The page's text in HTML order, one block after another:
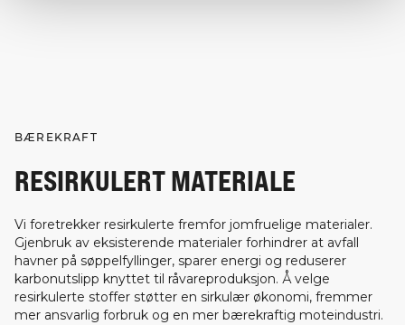
BÆREKRAFT
RESIRKULERT MATERIALE
Vi foretrekker resirkulerte fremfor jomfruelige materialer.
Gjenbruk av eksisterende materialer forhindrer at avfall
havner på søppelfyllinger, sparer energi og reduserer
karbonutslipp knyttet til råvareproduksjon. Å velge
resirkulerte stoffer støtter en sirkulær økonomi, fremmer
mer ansvarlig forbruk og en mer bærekraftig moteindustri.